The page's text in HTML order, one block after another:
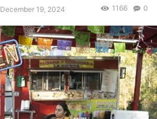
December 19, 2024 0
1166